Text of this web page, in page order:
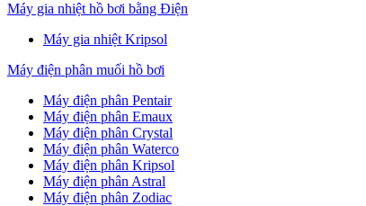
Máy gia nhiệt hồ bơi bằng Điện
Máy gia nhiệt Kripsol
Máy điện phân muối hồ bơi
Máy điện phân Pentair
Máy điện phân Emaux
Máy điện phân Crystal
Máy điện phân Waterco
Máy điện phân Kripsol
Máy điện phân Astral
Máy điện phân Zodiac